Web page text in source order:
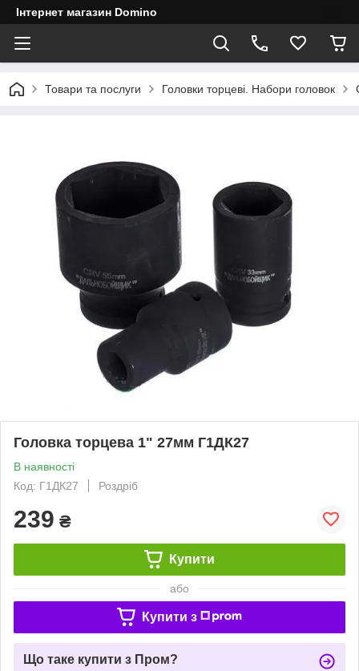
Інтернет магазин Domino
Товари та послуги Головки торцеві. Набори головок
Головка торцева 1" 27мм Г1ДК27
В наявності
Код: Г1ДК27
Роздріб
239 ₴
Купити
або
Купити з
Що таке купити з Пром?